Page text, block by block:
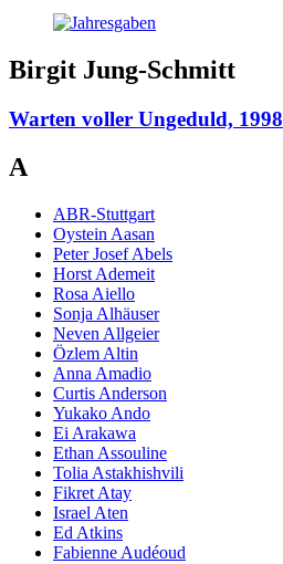
Birgit Jung-Schmitt
Warten voller Ungeduld, 1998
A
ABR-Stuttgart
Oystein Aasan
Peter Josef Abels
Horst Ademeit
Rosa Aiello
Sonja Alhäuser
Neven Allgeier
Özlem Altin
Anna Amadio
Curtis Anderson
Yukako Ando
Ei Arakawa
Ethan Assouline
Tolia Astakhishvili
Fikret Atay
Israel Aten
Ed Atkins
Fabienne Audéoud